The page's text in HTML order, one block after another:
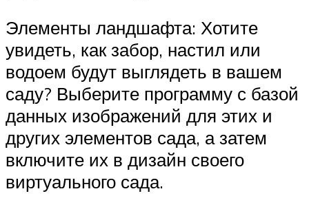
Элементы ландшафта: Хотите
увидеть, как забор, настил или
водоем будут выглядеть в вашем
саду? Выберите программу с базой
данных изображений для этих и
других элементов сада, а затем
включите их в дизайн своего
виртуального сада.